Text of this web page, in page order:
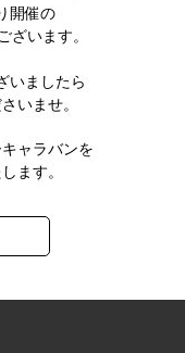
開催の
ざいます。
いましたら
いませ。
ャラバンを
ます。